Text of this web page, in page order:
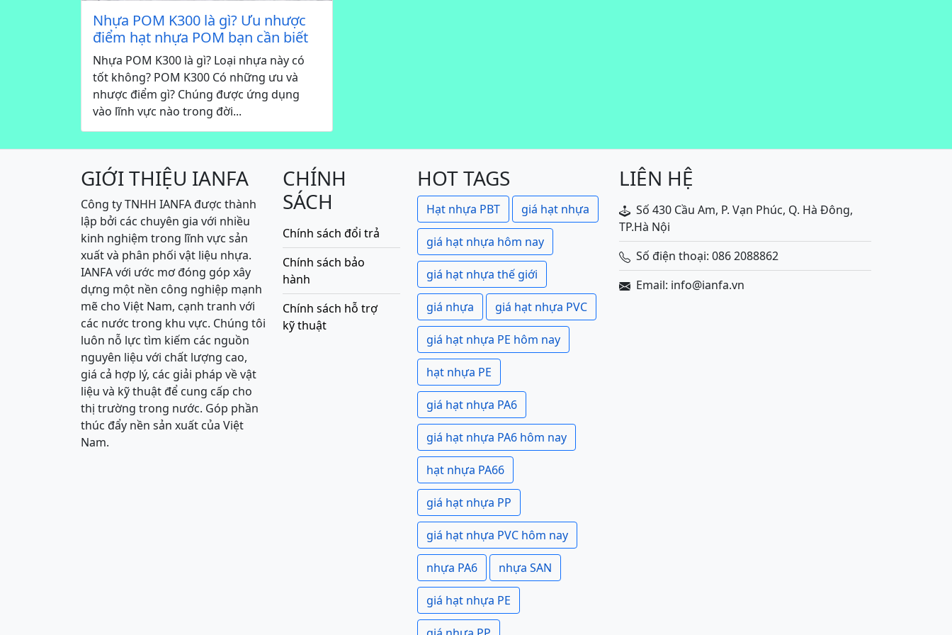
Nhựa POM K300 là gì? Ưu nhược
điểm hạt nhựa POM bạn cần biết
Nhựa POM K300 là gì? Loại nhựa này có
tốt không? POM K300 Có những ưu và
nhược điểm gì? Chúng được ứng dụng
vào lĩnh vực nào trong đời...
GIỚI THIỆU IANFA
Công ty TNHH IANFA được thành
lập bởi các chuyên gia với nhiều
kinh nghiệm trong lĩnh vực sản
xuất và phân phối vật liệu nhựa.
IANFA với ước mơ đóng góp xây
dựng một nền công nghiệp mạnh
mẽ cho Việt Nam, cạnh tranh với
các nước trong khu vực. Chúng tôi
luôn nỗ lực tìm kiếm các nguồn
nguyên liệu với chất lượng cao,
giá cả hợp lý, các giải pháp về vật
liệu và kỹ thuật để cung cấp cho
thị trường trong nước. Góp phần
thúc đẩy nền sản xuất của Việt
Nam.
CHÍNH
SÁCH
Chính sách đổi trả
Chính sách bảo
hành
Chính sách hỗ trợ
kỹ thuật
HOT TAGS
Hạt nhựa PBT giá hạt nhựa
giá hạt nhựa hôm nay
giá hạt nhựa thế giới
giá nhựa giá hạt nhựa PVC
giá hạt nhựa PE hôm nay
hạt nhựa PE
giá hạt nhựa PA6
giá hạt nhựa PA6 hôm nay
hạt nhựa PA66
giá hạt nhựa PP
giá hạt nhựa PVC hôm nay
nhựa PA6 nhựa SAN
giá hạt nhựa PE
LIÊN HỆ
Số 430 Cầu Am, P. Vạn Phúc, Q. Hà Đông,
TP.Hà Nội
Số điện thoại: 086 2088862
Email: info@ianfa.vn